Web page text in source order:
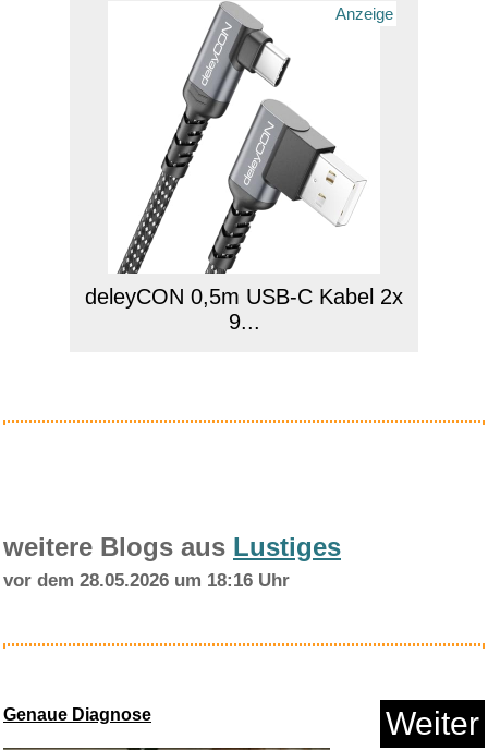
Anzeige
deleyCON 0,5m USB-C Kabel 2x
9...
weitere Blogs aus Lustiges
vor dem 28.05.2026 um 18:16 Uhr
Genaue Diagnose Weiter